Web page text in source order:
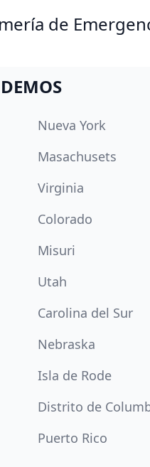
de
Nueva York
Masachusets
Virginia
Colorado
Misuri
Utah
Carolina del Sur
Nebraska
Isla de Rode
Distrito de
Puerto Rico